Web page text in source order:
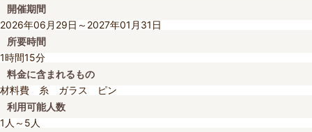
開催期間
2026年06月29日～2027年01月31日
所要時間
1時間15分
料金に含まれるもの
材料費 糸 ガラス ピン
利用可能人数
1人～5人